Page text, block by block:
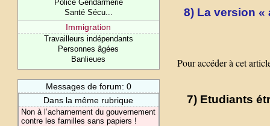
Police Gendarmerie
Santé Sécu...
Immigration
Travailleurs indépendants
Personnes âgées
Banlieues
Messages de forum: 0
Dans la même rubrique
Non à l’acharnement du gouvernement
contre les familles sans papiers !
8) La version «
Pour accéder à cet
7) Etudiants